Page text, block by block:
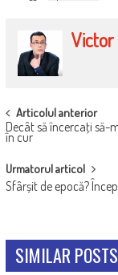
Victor
POST
NAVIGATION
Articolul anterior
Decât să încercaţi să-
în cur
Urmatorul articol
Sfârșit de epocă?
SIMILAR POSTS